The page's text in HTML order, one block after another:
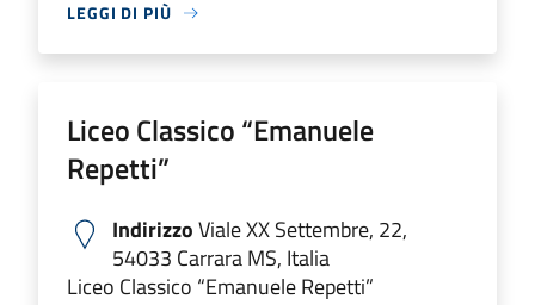
LEGGI DI PIÙ
Liceo Classico “Emanuele
Repetti”
IndirizzoViale XX Settembre, 22,
54033 Carrara MS, Italia
Liceo Classico “Emanuele Repetti”